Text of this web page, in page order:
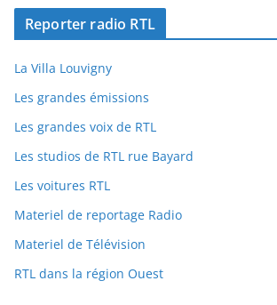
Reporter radio RTL
La Villa Louvigny
Les grandes émissions
Les grandes voix de RTL
Les studios de RTL rue Bayard
Les voitures RTL
Materiel de reportage Radio
Materiel de Télévision
RTL dans la région Ouest